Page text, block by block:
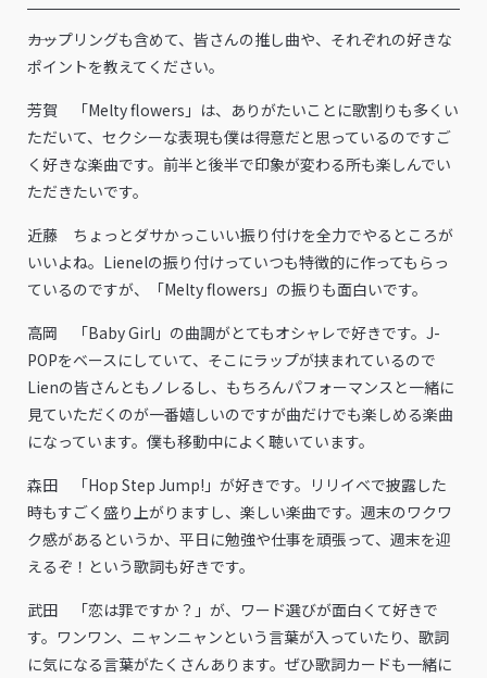
――カップリングも含めて、皆さんの推し曲や、それぞれの好きな
ポイントを教えてください。
芳賀 「Melty flowers」は、ありがたいことに歌割りも多くい
ただいて、セクシーな表現も僕は得意だと思っているのですご
く好きな楽曲です。前半と後半で印象が変わる所も楽しんでい
ただきたいです。
近藤 ちょっとダサかっこいい振り付けを全力でやるところが
いいよね。Lienelの振り付けっていつも特徴的に作ってもらっ
ているのですが、「Melty flowers」の振りも面白いです。
高岡 「Baby Girl」の曲調がとてもオシャレで好きです。J-
POPをベースにしていて、そこにラップが挟まれているので
Lienの皆さんともノレるし、もちろんパフォーマンスと一緒に
見ていただくのが一番嬉しいのですが曲だけでも楽しめる楽曲
になっています。僕も移動中によく聴いています。
森田 「Hop Step Jump!」が好きです。リリイベで披露した
時もすごく盛り上がりますし、楽しい楽曲です。週末のワクワ
ク感があるというか、平日に勉強や仕事を頑張って、週末を迎
えるぞ！という歌詞も好きです。
武田 「恋は罪ですか？」が、ワード選びが面白くて好きで
す。ワンワン、ニャンニャンという言葉が入っていたり、歌詞
に気になる言葉がたくさんあります。ぜひ歌詞カードも一緒に